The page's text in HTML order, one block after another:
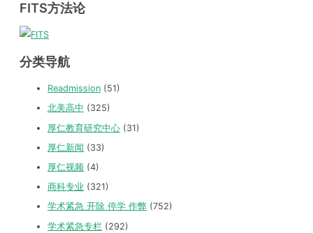
FITS方法论
分类导航
Readmission (51)
北美高中 (325)
厚仁教育研究中心 (31)
厚仁新闻 (33)
厚仁视频 (4)
商科专业 (321)
学术紧急 开除 停学 作弊 (752)
学术紧急专栏 (292)